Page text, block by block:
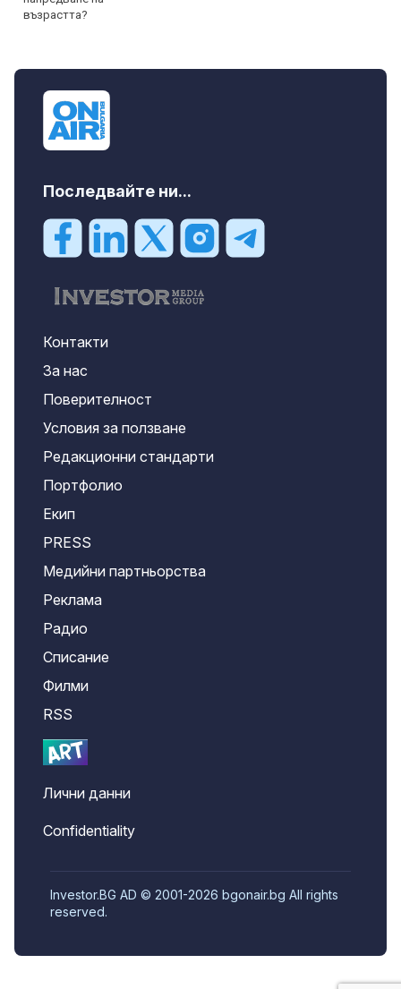
Последвайте ни...
Контакти
За нас
Поверителност
Условия за ползване
Редакционни стандарти
Портфолио
Екип
PRESS
Медийни партньорства
Реклама
Радио
Списание
Филми
RSS
Лични данни
Confidentiality
Investor.BG AD © 2001-2026 bgonair.bg All rights
reserved.